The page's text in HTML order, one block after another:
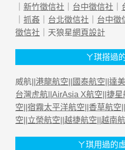
｜ 新竹徵信社 ｜ 台中徵信社 ｜
｜ 抓姦 ｜ 台北徵信社 ｜ 台中徵
徵信社 ｜天狼星網頁設計
ㄚ琪搭過
威航|| 港龍航空 國泰航空 達
台灣虎航 AirAsia X航空 捷星
空 宿霧太平洋航空 香草航空
空 立榮航空 越捷航空 越南
ㄚ琪用過的